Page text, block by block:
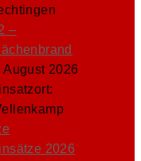
–
August 2026
2026